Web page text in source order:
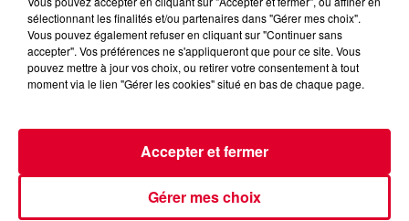
sélectionnant les finalités et/ou partenaires dans "Gérer mes choix".
Vous pouvez également refuser en cliquant sur "Continuer sans
accepter". Vos préférences ne s'appliqueront que pour ce site. Vous
pouvez mettre à jour vos choix, ou retirer votre consentement à tout
moment via le lien "Gérer les cookies" situé en bas de chaque page.
Gérer mes choix
Accepter et fermer